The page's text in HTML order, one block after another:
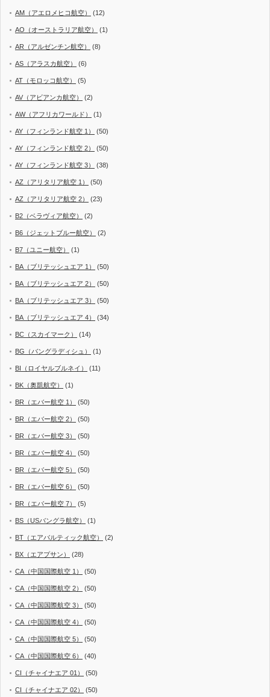
AM（アエロメヒコ航空） (12)
AO（オーストラリア航空） (1)
AR（アルゼンチン航空） (8)
AS（アラスカ航空） (6)
AT（モロッコ航空） (5)
AV（アビアンカ航空） (2)
AW（アフリカワールド） (1)
AY（フィンランド航空 1） (50)
AY（フィンランド航空 2） (50)
AY（フィンランド航空 3） (38)
AZ（アリタリア航空 1） (50)
AZ（アリタリア航空 2） (23)
B2（ベラヴィア航空） (2)
B6（ジェットブルー航空） (2)
B7（ユニー航空） (1)
BA（ブリテッシュエア 1） (50)
BA（ブリテッシュエア 2） (50)
BA（ブリテッシュエア 3） (50)
BA（ブリテッシュエア 4） (34)
BC（スカイマーク） (14)
BG（バングラディシュ） (1)
BI（ロイヤルブルネイ） (11)
BK（奥凱航空） (1)
BR（エバー航空 1） (50)
BR（エバー航空 2） (50)
BR（エバー航空 3） (50)
BR（エバー航空 4） (50)
BR（エバー航空 5） (50)
BR（エバー航空 6） (50)
BR（エバー航空 7） (5)
BS（USバングラ航空） (1)
BT（エアバルティック航空） (2)
BX（エアプサン） (28)
CA（中国国際航空 1） (50)
CA（中国国際航空 2） (50)
CA（中国国際航空 3） (50)
CA（中国国際航空 4） (50)
CA（中国国際航空 5） (50)
CA（中国国際航空 6） (40)
CI（チャイナエア 01） (50)
CI（チャイナエア 02） (50)